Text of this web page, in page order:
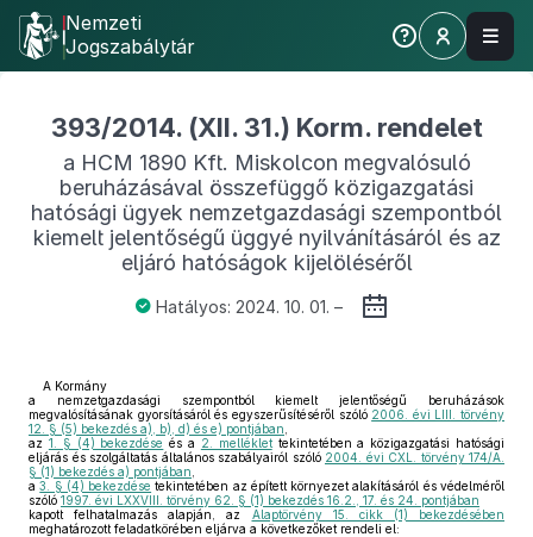
Nemzeti
Jogszabálytár
393/2014. (XII. 31.) Korm. rendelet
a HCM 1890 Kft. Miskolcon megvalósuló
beruházásával összefüggő közigazgatási
hatósági ügyek nemzetgazdasági szempontból
kiemelt jelentőségű üggyé nyilvánításáról és az
eljáró hatóságok kijelöléséről
Hatályos: 2024. 10. 01. –
A Kormány
a nemzetgazdasági szempontból kiemelt jelentőségű beruházások
megvalósításának gyorsításáról és egyszerűsítéséről szóló 2006. évi LIII. törvény
12. § (5) bekezdés a), b), d) és e) pontjában
az 1. § (4) bekezdése és a 2. melléklettekintetében a közigazgatási hatósági
eljárás és szolgáltatás általános szabályairól szóló 2004. évi CXL. törvény 174/A.
§ (1) bekezdés a) pontjában
a3. § (4) bekezdése tekintetében az épített környezet alakításáról és védelméről
szóló 1997. évi LXXVIII. törvény 62. § (1) bekezdés 16.2., 17. és 24. pontjában
kapott felhatalmazás alapján, az Alaptörvény 15. cikk (1) bekezdésében
meghatározott feladatkörében eljárva a következőket rendeli el: